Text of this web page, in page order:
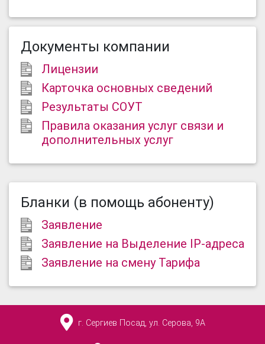
Документы компании
Лицензии
Карточка основных сведений
Результаты СОУТ
Правила оказания услуг связи и
дополнительных услуг
Бланки (в помощь абоненту)
Заявление
Заявление на Выделение IP-адреса
Заявление на смену Тарифа
г. Сергиев Посад, ул. Серова, 9А